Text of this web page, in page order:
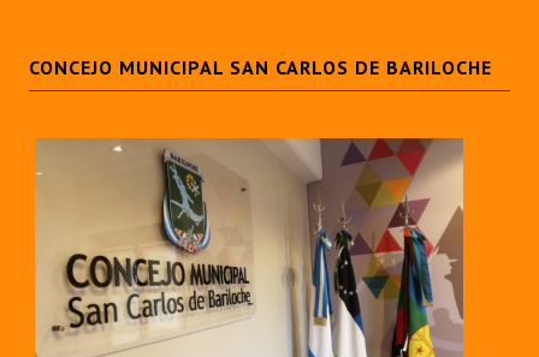
CONCEJO MUNICIPAL SAN CARLOS DE BARILOCHE